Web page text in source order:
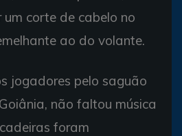
corte de cabelo no
ao do volante.
jogadores pelo saguão
não faltou música
foram